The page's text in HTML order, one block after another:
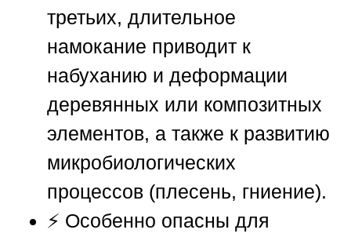
третьих, длительное
намокание приводит к
набуханию и деформации
деревянных или композитных
элементов, а также к развитию
микробиологических
процессов (плесень, гниение).
⚡ Особенно опасны для